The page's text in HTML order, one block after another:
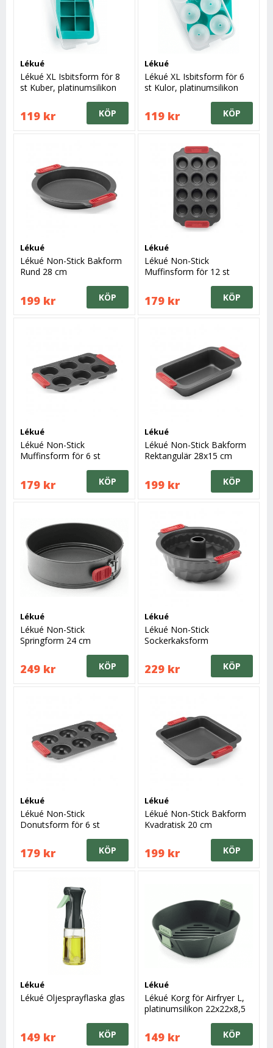
Lékué
Lékué XL Isbitsform för 8
st Kuber, platinumsilikon
119 kr KÖP
Lékué
Lékué XL Isbitsform för 6
st Kulor, platinumsilikon
119 kr KÖP
Lékué
Lékué Non-Stick Bakform
Rund 28 cm
199 kr KÖP
Lékué
Lékué Non-Stick
Muffinsform för 12 st
179 kr KÖP
Lékué
Lékué Non-Stick
Muffinsform för 6 st
179 kr KÖP
Lékué
Lékué Non-Stick Bakform
Rektangulär 28x15 cm
199 kr KÖP
Lékué
Lékué Non-Stick
Springform 24 cm
249 kr KÖP
Lékué
Lékué Non-Stick
Sockerkaksform
229 kr KÖP
Lékué
Lékué Non-Stick
Donutsform för 6 st
179 kr KÖP
Lékué
Lékué Non-Stick Bakform
Kvadratisk 20 cm
199 kr KÖP
Lékué
Lékué Oljesprayflaska glas
149 kr KÖP
Lékué
Lékué Korg för Airfryer L,
platinumsilikon 22x22x8,5
149 kr KÖP